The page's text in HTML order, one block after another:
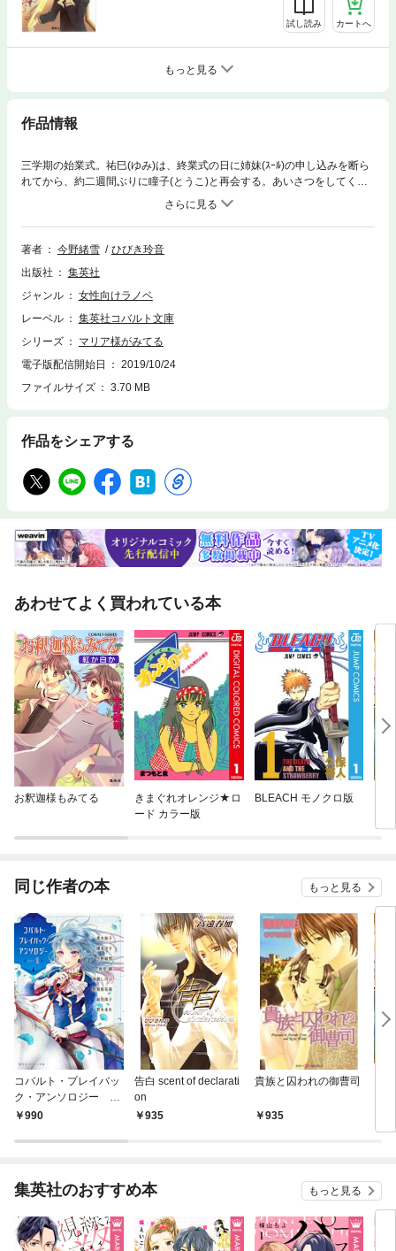
試し読み カートへ
もっと見る
作品情報
三学期の始業式。祐巳(ゆみ)は、終業式の日に姉妹(ｽｰﾙ)の申し込みを断ら
れてから、約二週間ぶりに瞳子(とうこ)と再会する。あいさつをしてくる
瞳子に、祐巳は「ごきげんよう」と返すのが精いっぱいで、何も言えな
い。薔薇の館では、最愛の祥子(さちこ)にからんでしまい…。三学期最初
の大きな行事は生徒会役員選挙。祐巳、由乃(よしの)、志摩子は当然立候
補するが、去年のロサ・カニーナに続いて、今年も大きなサプライズがあ
著者 今野緒雪
ひびき玲音
出版社
集英社
ジャンル
女性向けラノベ
レーベル
集英社コバルト文庫
シリーズ
マリア様がみてる
電子版配信開始日
2019/10/24
ファイルサイズ
3.70 MB
作品をシェアする
あわせてよく買われている本
お釈迦様もみてる
きまぐれオレンジ★ロ
ード カラー版
BLEACH モノクロ版
同じ作者の本 もっと見る
コバルト・プレイバッ
ク・アンソロジー ｐ
ａｒｔ １
990
告白 scent of declarati
on
935
貴族と囚われの御曹司
935
集英社のおすすめ本 もっと見る